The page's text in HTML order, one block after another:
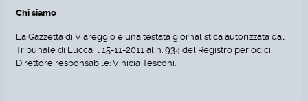
Chi siamo
La Gazzetta di Viareggio è una testata giornalistica autorizzata dal
Tribunale di Lucca il 15-11-2011 al n. 934 del Registro periodici.
Direttore responsabile: Vinicia Tesconi.